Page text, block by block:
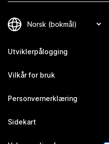
Utviklerpålogging
Vilkår for bruk
Personvernerklæring
Sidekart